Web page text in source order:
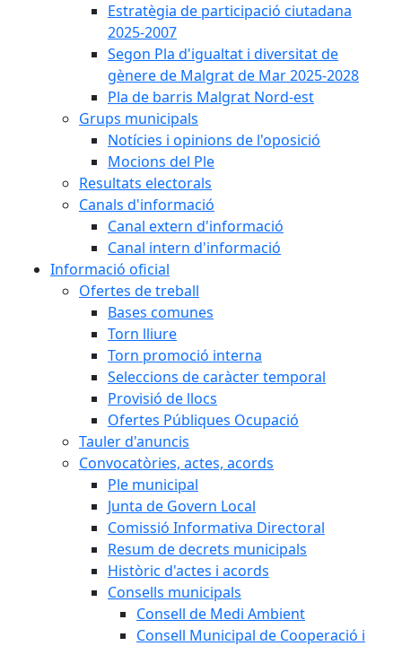
Estratègia de participació ciutadana
2025-2007
Segon Pla d'igualtat i diversitat de
gènere de Malgrat de Mar 2025-2028
Pla de barris Malgrat Nord-est
Grups municipals
Notícies i opinions de l'oposició
Mocions del Ple
Resultats electorals
Canals d'informació
Canal extern d'informació
Canal intern d'informació
Informació oficial
Ofertes de treball
Bases comunes
Torn lliure
Torn promoció interna
Seleccions de caràcter temporal
Provisió de llocs
Ofertes Públiques Ocupació
Tauler d'anuncis
Convocatòries, actes, acords
Ple municipal
Junta de Govern Local
Comissió Informativa Directoral
Resum de decrets municipals
Històric d'actes i acords
Consells municipals
Consell de Medi Ambient
Consell Municipal de Cooperació i